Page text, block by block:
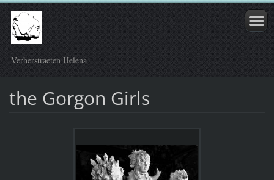
Verherstraeten Helena
the Gorgon Girls